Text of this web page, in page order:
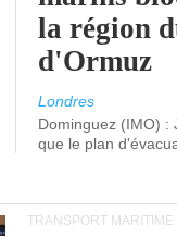
la région
d'Ormuz
Londres
Dominguez (IMO) :
que le plan
TRANSPORT MARITIME